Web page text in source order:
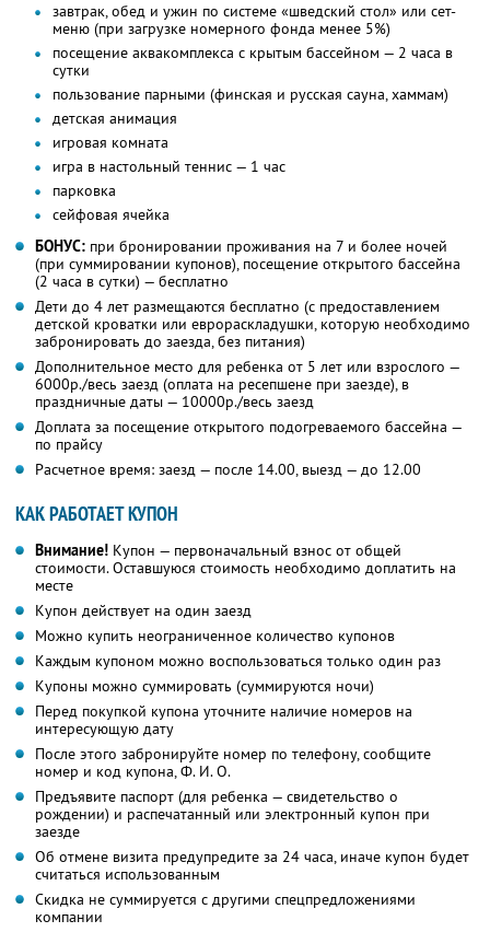
завтрак, обед и ужин по системе «шведский стол» или сет-
меню (при загрузке номерного фонда менее 5%)
посещение аквакомплекса с крытым бассейном — 2 часа в
сутки
пользование парными (финская и русская сауна, хаммам)
детская анимация
игровая комната
игра в настольный теннис — 1 час
парковка
сейфовая ячейка
БОНУС: при бронировании проживания на 7 и более ночей
(при суммировании купонов), посещение открытого бассейна
(2 часа в сутки) — бесплатно
Дети до 4 лет размещаются бесплатно (с предоставлением
детской кроватки или еврораскладушки, которую необходимо
забронировать до заезда, без питания)
Дополнительное место для ребенка от 5 лет или взрослого —
6000р./весь заезд (оплата на ресепшене при заезде), в
праздничные даты — 10000р./весь заезд
Доплата за посещение открытого подогреваемого бассейна —
по прайсу
Расчетное время: заезд — после 14.00, выезд — до 12.00
КАК РАБОТАЕТ КУПОН
Внимание! Купон — первоначальный взнос от общей
стоимости. Оставшуюся стоимость необходимо доплатить на
месте
Купон действует на один заезд
Можно купить неограниченное количество купонов
Каждым купоном можно воспользоваться только один раз
Купоны можно суммировать (суммируются ночи)
Перед покупкой купона уточните наличие номеров на
интересующую дату
После этого забронируйте номер по телефону, сообщите
номер и код купона, Ф. И. О.
Предъявите паспорт (для ребенка — свидетельство о
рождении) и распечатанный или электронный купон при
заезде
Об отмене визита предупредите за 24 часа, иначе купон будет
считаться использованным
Скидка не суммируется с другими спецпредложениями
компании